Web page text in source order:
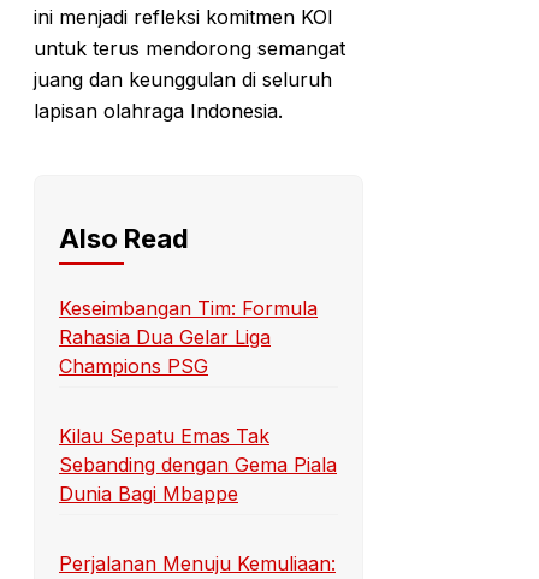
ini menjadi refleksi komitmen KOI
untuk terus mendorong semangat
juang dan keunggulan di seluruh
lapisan olahraga Indonesia.
Also Read
Keseimbangan Tim: Formula
Rahasia Dua Gelar Liga
Champions PSG
Kilau Sepatu Emas Tak
Sebanding dengan Gema Piala
Dunia Bagi Mbappe
Perjalanan Menuju Kemuliaan: